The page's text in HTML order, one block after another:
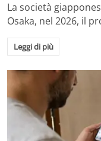
La società
Osaka, nel 2026, il
Leggi di più